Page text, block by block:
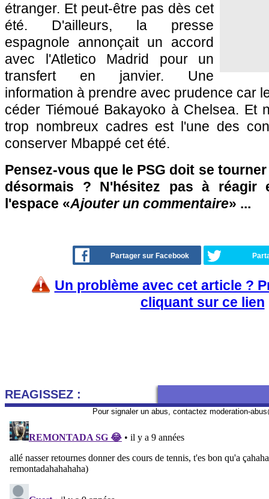
étranger. Et peut-être pas dès cet
été. D'ailleurs, la presse
espagnole annonçait un accord
avec l'Atletico Madrid pour un
transfert en janvier. Une
information à prendre avec prudence car
céder Tiémoué Bakayoko à Chelsea. Et
trop nombreux cadres est l'une des
conserver Mbappé cet été.
Pensez-vous que le PSG doit se
désormais ? N'hésitez pas à réagir
l'espace «Ajouter un commentaire» ...
Partager sur Facebook
Un problème avec cet article ?
cliquant sur ce lien
REAGISSEZ :
Pour signaler un abus, contactez moderation-